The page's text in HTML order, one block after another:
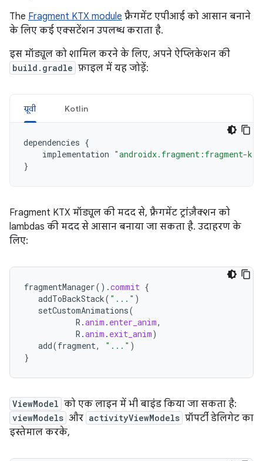
The Fragment KTX module फ़्रैगमेंट एपीआई को आसान बनाने
के लिए कई एक्सटेंशन उपलब्ध कराता है.
इस मॉड्यूल को शामिल करने के लिए, अपने ऐप्लिकेशन की
build.gradle फ़ाइल में यह जोड़ें:
ग्रूवी Kotlin
dependencies {
implementation "androidx.fragment:fragment-
}
Fragment KTX मॉड्यूल की मदद से, फ़्रैगमेंट ट्रांज़ैक्शन को
lambdas की मदद से आसान बनाया जा सकता है. उदाहरण के
लिए:
fragmentManager().commit {
addToBackStack( "..." )
setCustomAnimations(
R .anim . enter_anim,
R .anim . exit_anim)
add(fragment, "..." )
}
ViewModel को एक लाइन में भी बाइंड किया जा सकता है:
viewModels और activityViewModels प्रॉपर्टी डेलिगेट का
इस्तेमाल करके,